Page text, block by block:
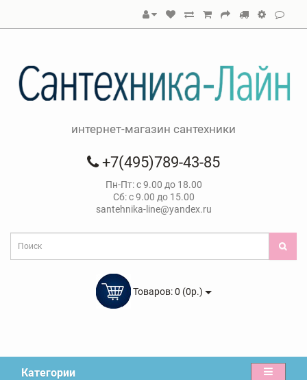
интернет-магазин сантехники
+7(495)789-43-85
Пн-Пт: с 9.00 до 18.00
Сб: с 9.00 до 15.00
santehnika-line@yandex.ru
Товаров: 0 (0р.)
Категории